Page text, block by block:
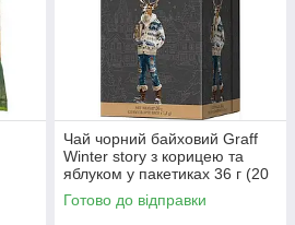
Чай чорний байховий Graff
Winter story з корицею та
яблуком у пакетиках 36 г (20
шт. х 1.8 г)
Готово до відправки